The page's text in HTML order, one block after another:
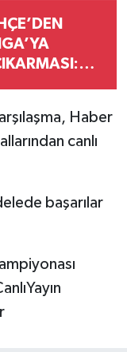
Haber
canlı
başarılar